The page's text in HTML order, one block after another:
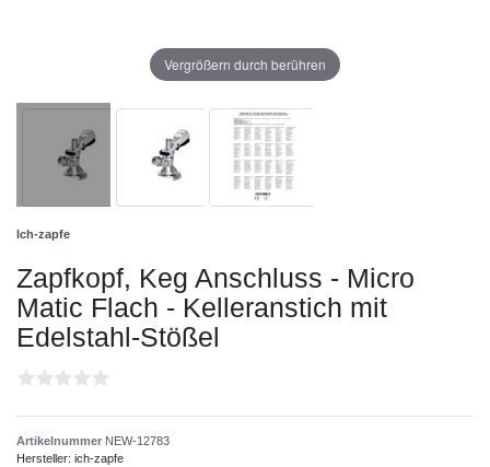
Vergrößern durch berühren
Ich-zapfe
Zapfkopf, Keg Anschluss - Micro
Matic Flach - Kelleranstich mit
Edelstahl-Stößel
Artikelnummer NEW-12783
Hersteller: ich-zapfe